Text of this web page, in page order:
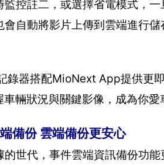
控註二，或選擇省電模式，
自動將影片上傳到雲端進行
器搭配MioNext App提供更
輛狀況與關鍵影像，成為你愛
備份 雲端備份更安心
世代，事件雲端資訊備份功